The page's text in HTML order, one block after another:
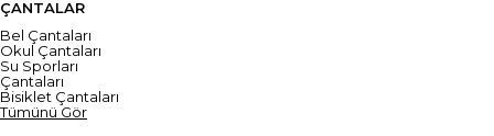
ÇANTALAR
Bel Çantaları
Okul Çantaları
Su Sporları
Çantaları
Bisiklet Çantaları
Tümünü Gör